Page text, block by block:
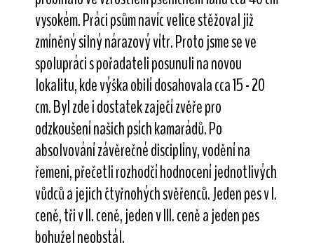
vysokém. Práci psům navíc velice stěžoval již
zmíněný silný nárazový vítr. Proto jsme se ve
spolupráci s pořadateli posunuli na novou
lokalitu, kde výška obilí dosahovala cca 15 - 20
cm. Byl zde i dostatek zaječí zvěře pro
odzkoušení našich psích kamarádů. Po
absolvování závěrečné disciplíny, vodění na
řemeni, přečetli rozhodčí hodnocení jednotlivých
vůdců a jejich čtyřnohých svěřenců. Jeden pes v I.
ceně, tři v II. ceně, jeden v III. ceně a jeden pes
bohužel neobstál.